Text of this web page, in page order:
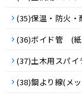
(35)保温・防火
(36)ボイド管 (
(37)土木用スパイ
(38)鋼より線(メ